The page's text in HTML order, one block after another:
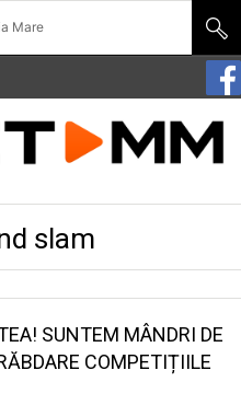
Mare
slam
SUNTEM MÂNDRI DE
COMPETIȚIILE